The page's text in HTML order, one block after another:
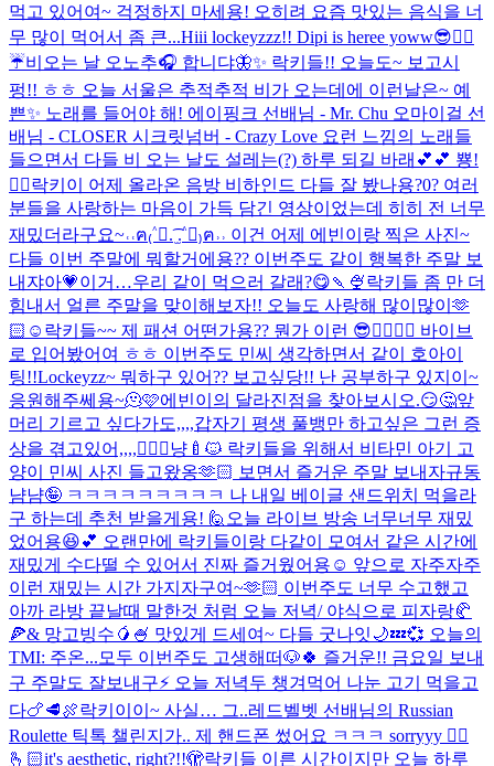
먹고 있어여~ 걱정하지 마세용! 오히려 요즘 맛있는 음식을 너
무 많이 먹어서 좀 큰...Hiii lockeyzzz!! Dipi is heree yoww😎❤️‍🔥
☔️비오는 날 오노추🎧 합니댜🦋✨ 락키들!! 오늘도~ 보고시
펑!! ㅎㅎ 오늘 서울은 추적추적 비가 오는데에 이런날은~ 예
쁜✨ 노래를 들어야 해! 에이핑크 선배님 - Mr. Chu 오마이걸 선
배님 - CLOSER 시크릿넘버 - Crazy Love 요런 느낌의 노래들
들으면서 다들 비 오는 날도 설레는(?) 하루 되길 바래💕💕 뿅!
🧚‍♀️락키이 어제 올라온 음방 비하인드 다들 잘 봤나용?0? 여러
분들을 사랑하는 마음이 가득 담긴 영상이었는데 히히 전 너무
재밌더라구요~‎˓˓ฅ₍˄ุ.͡ ̫.˄ุ₎ฅ˒˒ 이건 어제 에빈이랑 찍은 사진~
다들 이번 주말에 뭐할거에용?? 이번주도 같이 행복한 주말 보
내쟈아💗이거…우리 같이 먹으러 갈래?😋🍡🍨락키들 좀 만 더
힘내서 얼른 주말을 맞이해보자!! 오늘도 사랑해 많이많이🫶
🏻☺️ 락키들~~ 제 패션 어떤가용?? 뭔가 이런 😎✌🏻🎸🖤 바이브
로 입어봤어여 ㅎㅎ 이번주도 민씨 생각하면서 같이 호아이
팅!!Lockeyzz~ 뭐하구 있어?? 보고싶당!! 난 공부하구 있지이~
응원해주쎄용~🫠🩷에빈이의 달라진점을 찾아보시오.😏🤔앞
머리 기르고 싶다가도,,,,갑자기 평생 풀뱅만 하고싶은 그런 증
상을 겪고있어,,,,💇🏻‍♀️냥🍼🐱 락키들을 위해서 비타민 아기 고
양이 민씨 사진 들고왔옹🫶🏻 보면서 즐거운 주말 보내자규동
냠냠🤪 ㅋㅋㅋㅋㅋㅋㅋㅋㅋ 나 내일 베이글 샌드위치 먹을라
구 하는데 추천 받을게용! 🙋 오늘 라이브 방송 너무너무 재밌
었어용😆💕 오랜만에 락키들이랑 다같이 모여서 같은 시간에
재밌게 수다떨 수 있어서 진짜 즐거웠어용☺️ 앞으로 자주자주
이런 재밌는 시간 가지자구여~🫶🏻 이번주도 너무 수고했고
아까 라방 끝날때 말한것 처럼 오늘 저녁/ 야식으로 피자랑🥐
🍕& 망고빙수🥭🍧 맛있게 드세여~ 다들 굿나잇🌙💤💞 오늘의
TMI: 주온... 모두 이번주도 고생해떠🐶🍀 즐거운!! 금요일 보내
구 주말도 잘보내구⚡️ 오늘 저녁두 챙겨먹어 나눈 고기 먹을고
다🍗🥩🍖락키이이~ 사실… 그..레드벨벳 선배님의 Russian
Roulette 틱톡 챌린지가.. 제 핸드폰 썼어요 ㅋㅋㅋ sorryyy 🙂‍↕️
🫰🏻it's aesthetic, right?!!🫣락키들 이른 시간이지만 오늘 하루